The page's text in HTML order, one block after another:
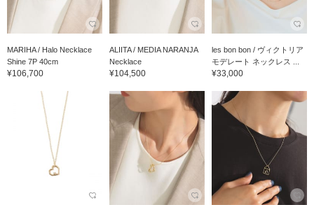
MARIHA / Halo Necklace
Shine 7P 40cm
¥106,700
ALIITA / MEDIA NARANJA
Necklace
¥104,500
les bon bon / ヴィクトリア
モデレート ネックレス ...
¥33,000